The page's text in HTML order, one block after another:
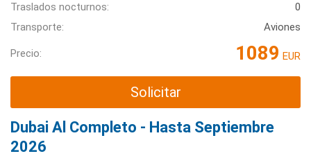
Traslados nocturnos:
0
Transporte:
Aviones
Precio: 1089 EUR
Solicitar
Dubai Al Completo - Hasta Septiembre
2026